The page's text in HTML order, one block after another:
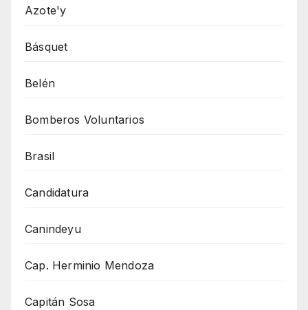
Azote'y
Básquet
Belén
Bomberos Voluntarios
Brasil
Candidatura
Canindeyu
Cap. Herminio Mendoza
Capitán Sosa